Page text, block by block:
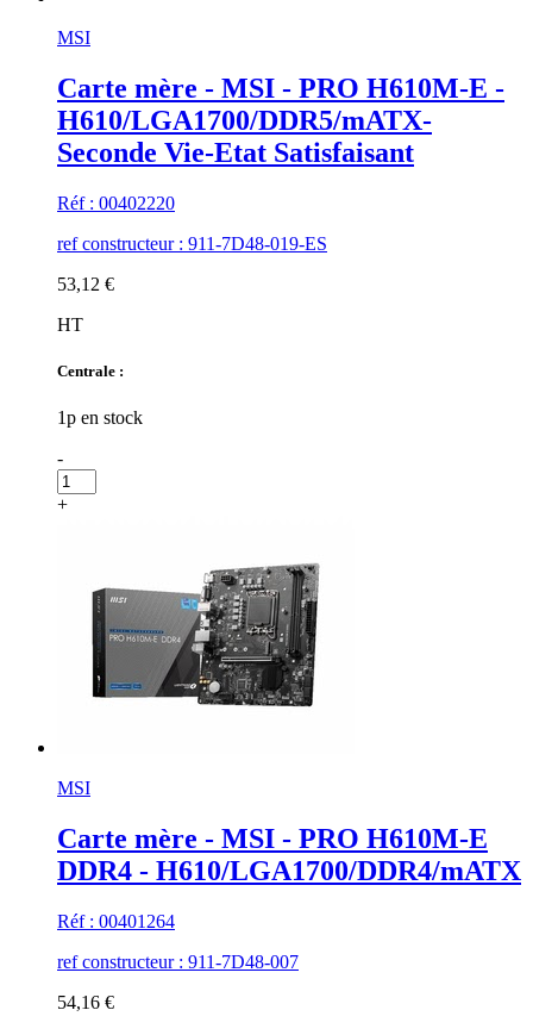
MSI
Carte mère - MSI - PRO H610M-E -
H610/LGA1700/DDR5/mATX-
Seconde Vie-Etat Satisfaisant
Réf : 00402220
ref constructeur : 911-7D48-019-ES
53,12 €
HT
Centrale :
1p en stock
-
+
MSI
Carte mère - MSI - PRO H610M-E
DDR4 - H610/LGA1700/DDR4/mATX
Réf : 00401264
ref constructeur : 911-7D48-007
54,16 €